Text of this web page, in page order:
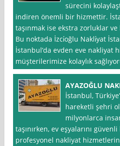
sürecini
indiren önemli bir hizmettir.
taşınmak ise ekstra zorluklar
Bu noktada İzci̇oğlu Nakli̇yat
İstanbul’da evden eve nakliyat
müşterilerimize kolaylık
AYAZOĞLU
İstanbul,
hareketli şehri
milyonlarca
taşınırken, ev eşyalarını
profesyonel nakliyat